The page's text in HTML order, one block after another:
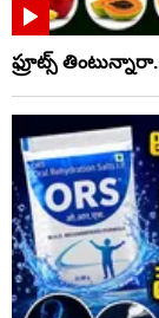
ఫ్రూట్స్‌